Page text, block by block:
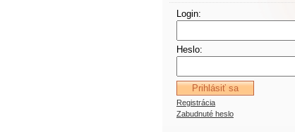
Login:
Heslo:
Registrácia
Zabudnuté heslo